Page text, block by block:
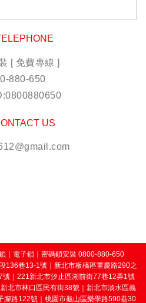
[ 免費專線 ]
880-650
US
｜ 電子鎖 ｜ 密碼鎖安裝0800-880-650
136巷13-1號｜新北市板橋區重慶路290之
｜221新北市汐止區湖前街77巷12弄1號
北市林口區民有街38號｜新北市淡水區義
腳路122號｜桃園市龜山區樂學路590巷30